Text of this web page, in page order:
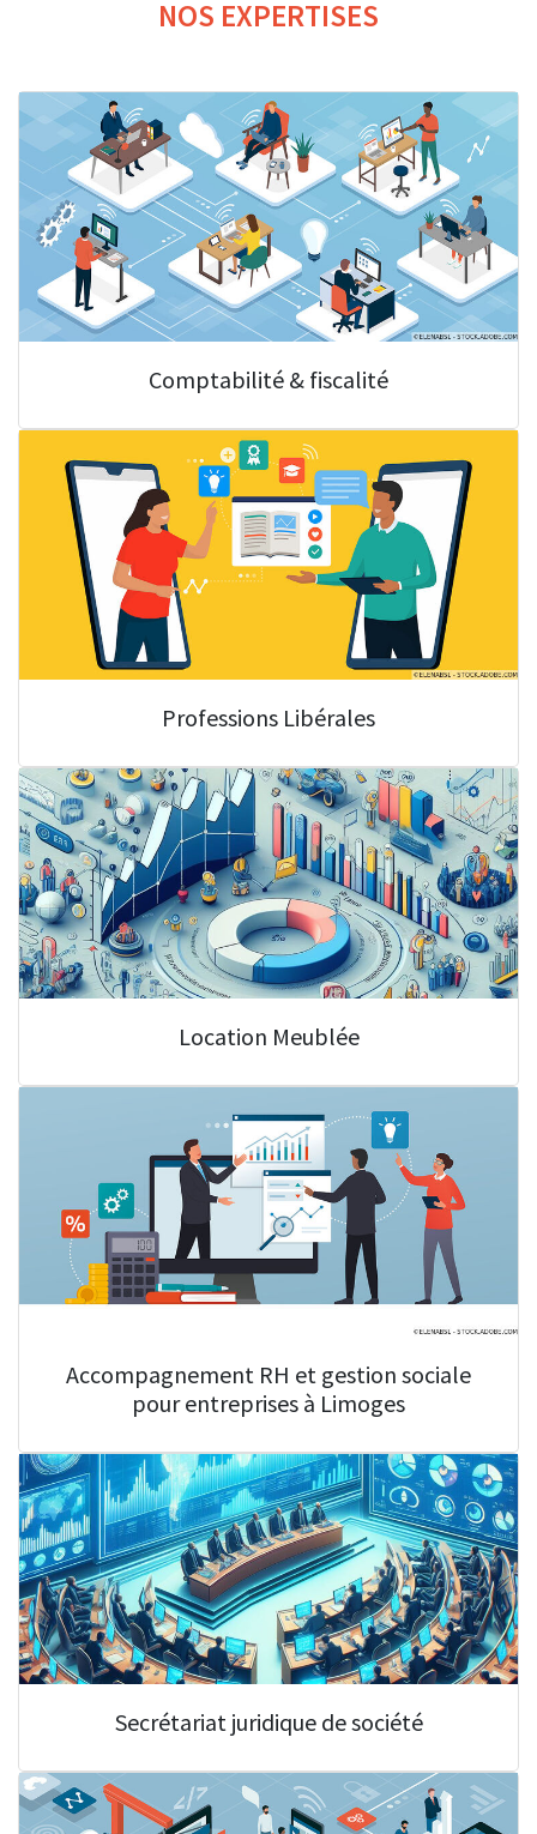
NOS EXPERTISES
Comptabilité & fiscalité
Professions Libérales
Location Meublée
Accompagnement RH et gestion sociale
pour entreprises à Limoges
Secrétariat juridique de société